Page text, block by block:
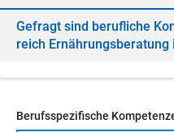
Ge­fragt sind be­ruf­li­che
reich
Berufsspezifische